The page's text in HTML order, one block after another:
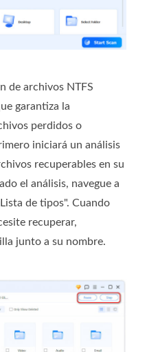
de archivos NTFS
garantiza la
perdidos o
iniciará un análisis
recuperables en su
el análisis, navegue a
de tipos". Cuando
recuperar,
junto a su nombre.